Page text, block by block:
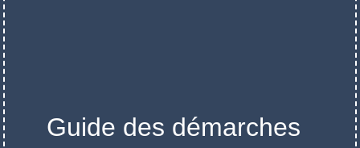
Guide des démarches